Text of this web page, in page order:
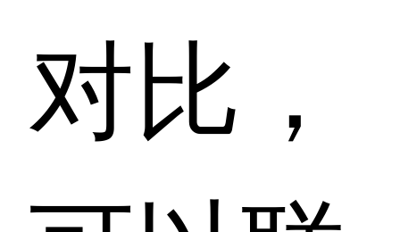
对比，